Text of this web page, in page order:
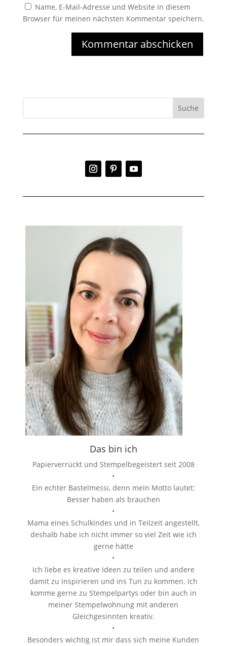
Name, E-Mail-Adresse und Website in diesem
Browser für meinen nächsten Kommentar speichern.
Kommentar abschicken
Das bin ich
Papierverrückt und Stempelbegeistert seit 2008
•
Ein echter Bastelmessi, denn mein Motto lautet:
Besser haben als brauchen
•
Mama eines Schulkindes und in Teilzeit angestellt,
deshalb habe ich nicht immer so viel Zeit wie ich
gerne hätte
•
Ich liebe es kreative Ideen zu teilen und andere
damit zu inspirieren und ins Tun zu kommen. Ich
komme gerne zu Stempelpartys oder bin auch in
meiner Stempelwohnung mit anderen
Gleichgesinnten kreativ.
•
Besonders wichtig ist mir dass sich meine Kunden